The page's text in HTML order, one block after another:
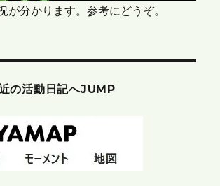
が分かります。参考にどうぞ。
の活動日記へJUMP